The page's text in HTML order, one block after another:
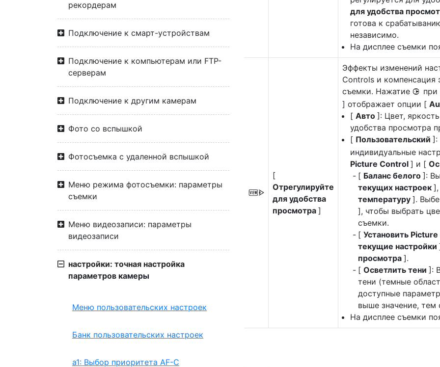
рекордерам
Подключение к смарт-устройствам
Подключение к компьютерам или FTP-
серверам
Подключение к другим камерам
Фото со вспышкой
Фотосъемка с удаленной вспышкой
Меню режима фотосъемки: параметры
съемки
Меню видеозаписи: параметры
видеозаписи
настройки: точная настройка
параметров камеры
Меню пользовательских настроек
Банк пользовательских настроек
a1: Выбор приоритета AF-C
для удобства
готова к
независимо.
На дисплее съемки
W
[
Отрегулируйте
для удобства
просмотра ]
Эффекты изменений
Controls и компенсация
съемки. Нажатие 2
] отображает опции [
[ Авто ]: Цвет,
удобства просмотра
[ Пользовательский ]:
индивидуальные
Picture Control ] и [
[ Баланс белого ]:
текущих настроек
температуру ].
], чтобы выбрать
съемки.
[ Установить
текущие настройки
просмотра ].
[ Осветлить тени ]:
тени (темные
доступные
выше значение, тем
На дисплее съемки